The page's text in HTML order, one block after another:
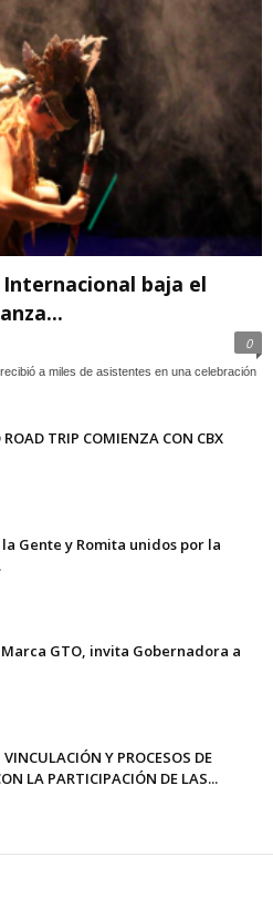
baja el
0
a miles de asistentes en una celebración
TRIP COMIENZA CON CBX
Gente y Romita unidos por la
Marca GTO, invita Gobernadora a
VINCULACIÓN Y PROCESOS DE
LA PARTICIPACIÓN DE LAS...